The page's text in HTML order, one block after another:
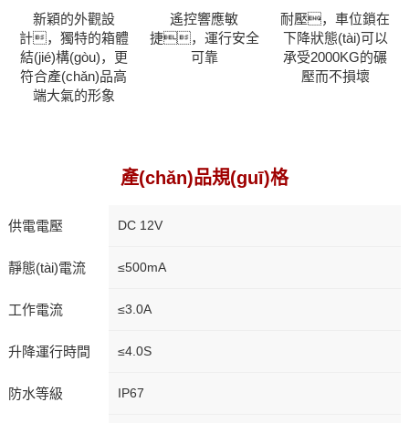
新穎的外觀設
計，獨特的箱體
結(jié)構(gòu)，更
符合產(chǎn)品高
端大氣的形象
遙控響應敏
捷，運行安全
可靠
耐壓，車位鎖在
下降狀態(tài)可以
承受2000KG的碾
壓而不損壞
產(chǎn)品規(guī)格
供電電壓 DC 12V
靜態(tài)電流 ≤500mA
工作電流 ≤3.0A
升降運行時間 ≤4.0S
防水等級 IP67